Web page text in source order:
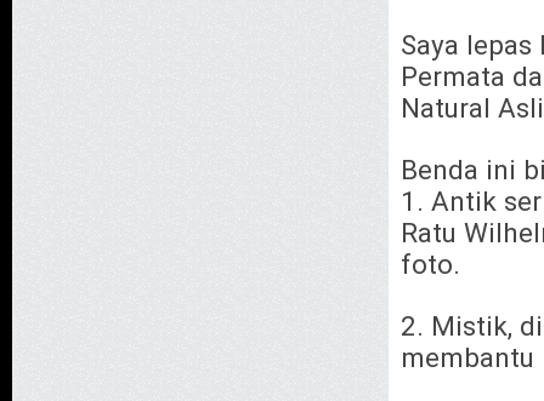
Saya
Permata
Natural
Benda ini
1. Antik
Ratu
foto.
2. Mistik,
membantu